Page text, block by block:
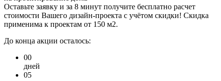
Оставьте заявку и за 8 минут получите бесплатно расчет
стоимости Вашего дизайн-проекта с учётом скидки! Скидка
применима к проектам от 150 м2.
До конца акции осталось:
00
дней
05